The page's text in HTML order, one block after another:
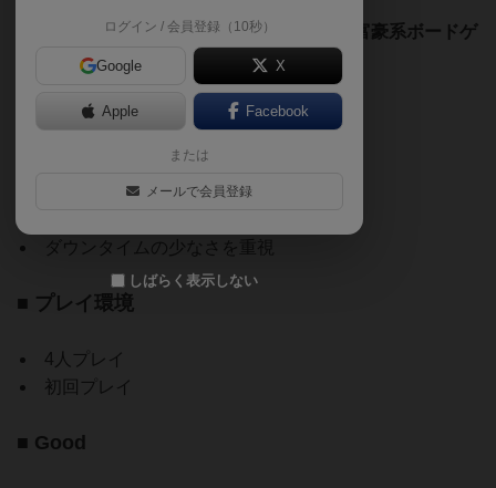
数値が変わる！？マッチ棒で数字を操る大富豪系ボードゲ
ーム「マッチ売りの大富豪」
■ 筆者の基本スタイル
論理的に考える要素が好き
ダウンタイムの少なさを重視
■ プレイ環境
4人プレイ
初回プレイ
■ Good
ログイン / 会員登録（10秒）
Google X
Apple Facebook
または
メールで会員登録
しばらく表示しない